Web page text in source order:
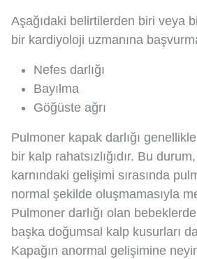
Aşağıdaki belirtilerden biri veya
bir kardiyoloji uzmanına
Nefes darlığı
Bayılma
Göğüste ağrı
Pulmoner kapak darlığı
bir kalp rahatsızlığıdır. Bu
karnındaki gelişimi sırasında
normal şekilde oluşmamasıyla
Pulmoner darlığı olan
başka doğumsal kalp kusurları
Kapağın anormal gelişimine